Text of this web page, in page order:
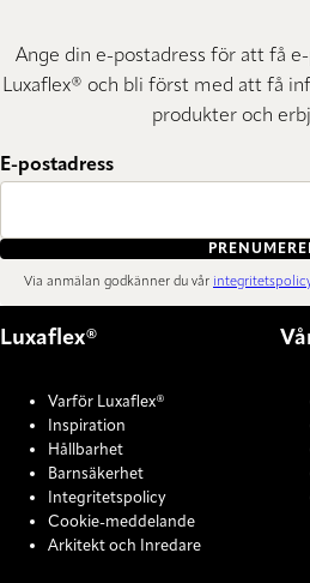
Ange din e-postadress för att få
Luxaflex® och bli först med att få
produkter och
E-postadress
Via anmälan godkänner du vår integritetspolicy
Luxaflex®
Varför Luxaflex®
Inspiration
Hållbarhet
Barnsäkerhet
Integritetspolicy
Cookie-meddelande
Arkitekt och Inredare